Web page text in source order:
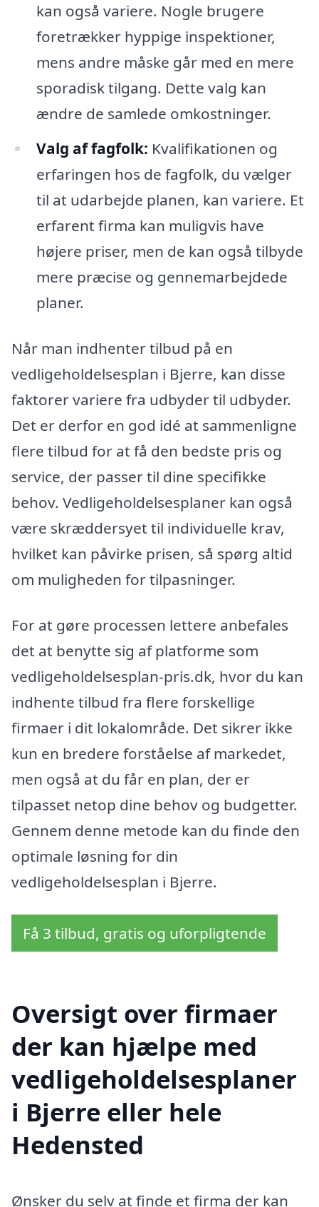
kan også variere. Nogle brugere
foretrækker hyppige inspektioner,
mens andre måske går med en mere
sporadisk tilgang. Dette valg kan
ændre de samlede omkostninger.
Valg af fagfolk: Kvalifikationen og
erfaringen hos de fagfolk, du vælger
til at udarbejde planen, kan variere. Et
erfarent firma kan muligvis have
højere priser, men de kan også tilbyde
mere præcise og gennemarbejdede
planer.
Når man indhenter tilbud på en
vedligeholdelsesplan i Bjerre, kan disse
faktorer variere fra udbyder til udbyder.
Det er derfor en god idé at sammenligne
flere tilbud for at få den bedste pris og
service, der passer til dine specifikke
behov. Vedligeholdelsesplaner kan også
være skræddersyet til individuelle krav,
hvilket kan påvirke prisen, så spørg altid
om muligheden for tilpasninger.
For at gøre processen lettere anbefales
det at benytte sig af platforme som
vedligeholdelsesplan-pris.dk, hvor du kan
indhente tilbud fra flere forskellige
firmaer i dit lokalområde. Det sikrer ikke
kun en bredere forståelse af markedet,
men også at du får en plan, der er
tilpasset netop dine behov og budgetter.
Gennem denne metode kan du finde den
optimale løsning for din
vedligeholdelsesplan i Bjerre.
Få 3 tilbud, gratis og uforpligtende
Oversigt over firmaer
der kan hjælpe med
vedligeholdelsesplaner
i Bjerre eller hele
Hedensted
Ønsker du selv at finde et firma der kan